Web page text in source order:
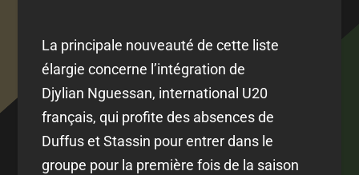
La principale nouveauté de cette liste
élargie concerne l’intégration de
Djylian Nguessan, international U20
français, qui profite des absences de
Duffus et Stassin pour entrer dans le
groupe pour la première fois de la saison